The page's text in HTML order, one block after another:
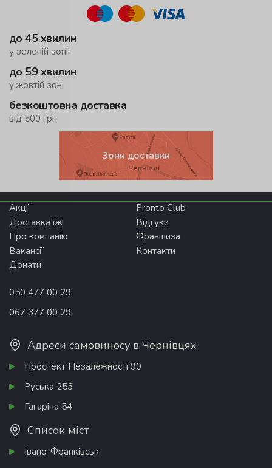
до 45 хвилин
у зеленій зоні!
до 59 хвилин
у жовтій зоні
безкоштовна доставка
від 500 грн
Зони доставки
Акції
Pronto Club
Доставка їжі
Відгуки
Про компанію
Франшиза
Вакансії
Контакти
Донати
050 477 00 29
067 377 00 29
Адреси самовиносу в Чернівцях
Проспект Незалежності 90
Руська 253
Гагаріна 54
Список міст
Івано-Франківськ